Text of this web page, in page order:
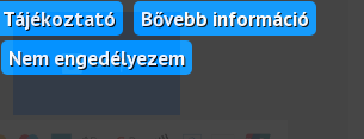
Bővebb információ
Nem engedélyezem